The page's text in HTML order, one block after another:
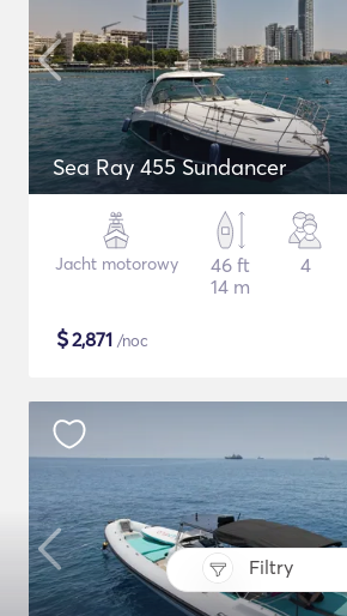
Filtry
Sea Ray 455 Sundancer
Jacht motorowy
46 ft
14 m
4
$2,871 /noc